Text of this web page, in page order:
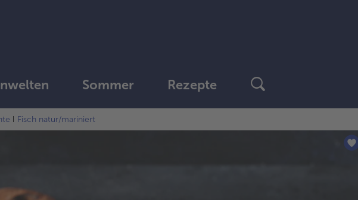
Sommer Rezepte
Fisch natur/mariniert